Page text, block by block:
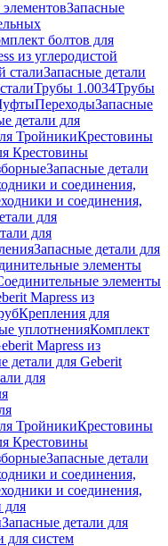
Запасные
болтов для
из углеродистой
сталиЗапасные детали
Трубы 1.0034Трубы
ПереходыЗапасные
детали для
ТройникиКрестовины
Крестовины
Запасные детали
и соединения,
и соединения,
для
для
Запасные детали для
элементы
элементы
Mapress из
Крепления для
уплотненияКомплект
Mapress из
детали для Geberit
для
ТройникиКрестовины
Крестовины
Запасные детали
и соединения,
и соединения,
для
Запасные детали для
для систем